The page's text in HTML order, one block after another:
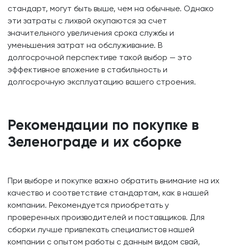
стандарт, могут быть выше, чем на обычные. Однако
эти затраты с лихвой окупаются за счет
значительного увеличения срока службы и
уменьшения затрат на обслуживание. В
долгосрочной перспективе такой выбор — это
эффективное вложение в стабильность и
долгосрочную эксплуатацию вашего строения.
Рекомендации по покупке в
Зеленограде и их сборке
При выборе и покупке важно обратить внимание на их
качество и соответствие стандартам, как в нашей
компании. Рекомендуется приобретать у
проверенных производителей и поставщиков. Для
сборки лучше привлекать специалистов нашей
компании с опытом работы с данным видом свай,